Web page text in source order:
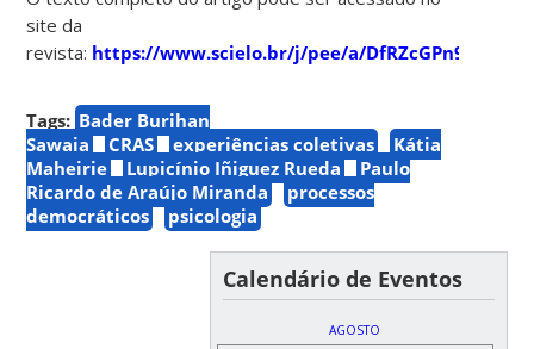
site da
revista: https://www.scielo.br/j/pee/a/
Tags: Bader Burihan
Sawaia
CRAS experiências coletivas
Kátia
Maheirie
Lupicínio Iñiguez Rueda
Paulo
Ricardo de Araújo Miranda
processos
democráticos
psicologia
Calendário de Eventos
AGOSTO